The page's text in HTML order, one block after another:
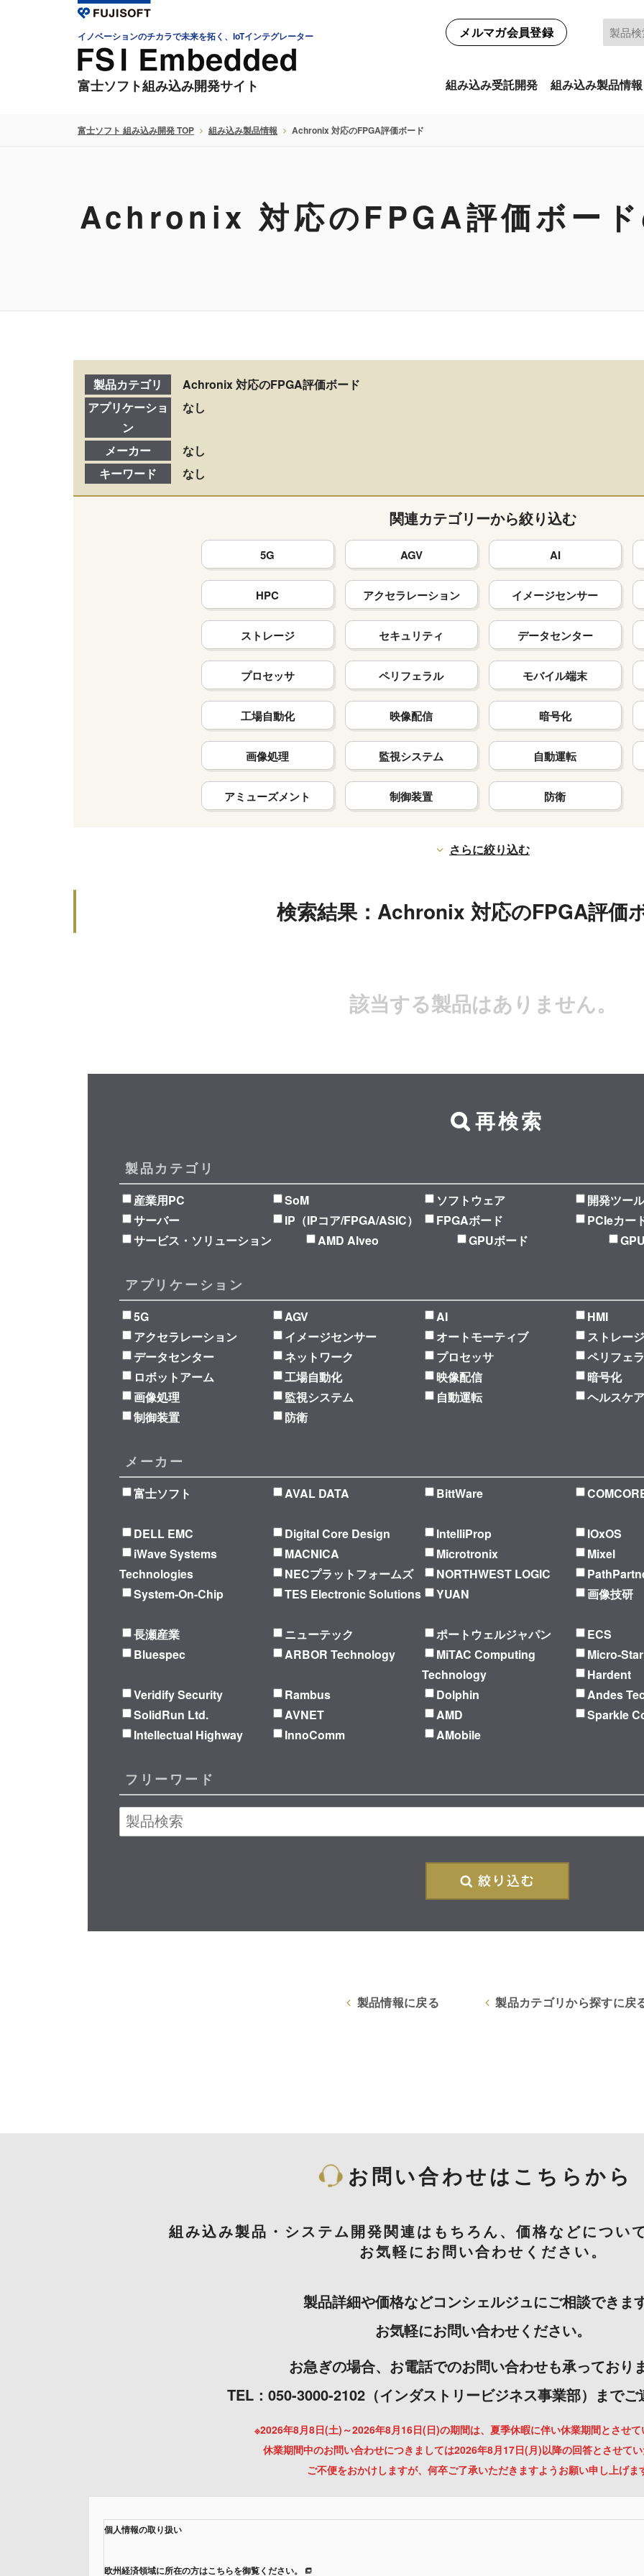
イノベーションのチカラで未来を拓く、IoTインテグレーター
富士ソフト組み込み開発サイト
メルマガ会員登録
組み込み受託開発 組み込み製品情報
富士ソフト 組み込み開発 TOP 組み込み製品情報 Achronix 対応のFPGA評価ボード
Achronix 対応のFPGA評価ボード
製品カテゴリ
Achronix 対応のFPGA評価ボード
アプリケーショ
ン
なし
メーカー
なし
キーワード
なし
関連カテゴリーから絞り込む
5G AGV AI
HPC アクセラレーション イメージセンサー
ストレージ セキュリティ データセンター
プロセッサ ペリフェラル モバイル端末
工場自動化 映像配信 暗号化
画像処理 監視システム 自動運転
アミューズメント 制御装置 防衛
さらに絞り込む
検索結果：Achronix 対応のFPGA評価
該当する製品はありません。
再検索
製品カテゴリ
産業用PC SoM ソフトウェア 開発ツー
サーバー
IP（IPコア/FPGA/ASIC） FPGAボード
PCIeカー
サービス・ソリューション
AMD Alveo GPUボード
アプリケーション
5G AGV AI HMI
アクセラレーション
イメージセンサー オートモーティブ ストレージ
データセンター
ネットワーク プロセッサ ペリフェ
ロボットアーム
工場自動化 映像配信 暗号化
画像処理
監視システム 自動運転 ヘルスケア
制御装置
防衛
メーカー
富士ソフト AVAL DATA BittWare
DELL EMC
Digital Core Design IntelliProp IOxOS
iWave Systems
Technologies
MACNICA Microtronix Mixel
NECプラットフォームズ
NORTHWEST LOGIC
System-On-Chip
TES Electronic Solutions YUAN 画像技研
長瀬産業
ニューテック ポートウェルジャパン ECS
Bluespec
ARBOR Technology
MiTAC Computing
Technology
Micro-
Hardent
Veridify Security
Rambus Dolphin Andes
SolidRun Ltd.
AVNET AMD Sparkle
Intellectual Highway
InnoComm AMobile
フリーワード
製品情報に戻る 製品カテゴリから探すに戻
お問い合わせはこちらから
組み込み製品・システム開発関連はもちろん、価格などについ
お気軽にお問い合わせください。
製品詳細や価格などコンシェルジュにご相談できま
お気軽にお問い合わせください。
お急ぎの場合、お電話でのお問い合わせも承っており
TEL：050-3000-2102（インダストリービジネス事業部）までご
※2026年8月8日(土)～2026年8月16日(日)の期間は、夏季休暇に伴い休業期間とさせて
休業期間中のお問い合わせにつきましては2026年8月17日(月)以降の回答とさせてい
ご不便をおかけしますが、何卒ご了承いただきますようお願い申し上げま
個人情報の取り扱い
欧州経済領域に所在の方はこちらを御覧ください。